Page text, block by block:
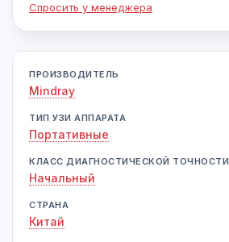
Спросить у менеджера
ПРОИЗВОДИТЕЛЬ
Mindray
ТИП УЗИ АППАРАТА
Портативные
КЛАСС ДИАГНОСТИЧЕСКОЙ ТОЧНОСТИ
Начальный
СТРАНА
Китай